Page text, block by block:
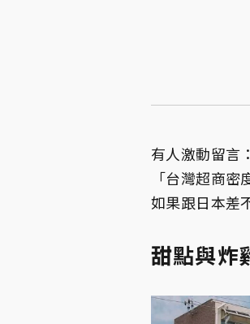
有人激動留言
「台灣超商
如果跟日本差
甜點與炸